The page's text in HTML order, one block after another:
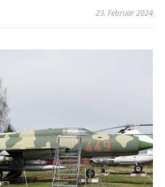
23. Februar 2024